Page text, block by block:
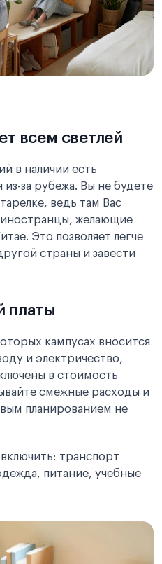
всем светлей
в наличии есть
за рубежа. Вы не будете
ведь там Вас
иностранцы, желающие
Это позволяет легче
страны и завести
платы
кампусах вносится
и электричество,
в стоимость
смежные расходы и
планированием не
транспорт
питание, учебные